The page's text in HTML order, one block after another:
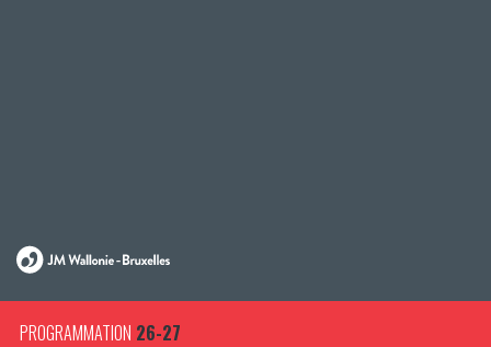
PROGRAMMATION 26-27